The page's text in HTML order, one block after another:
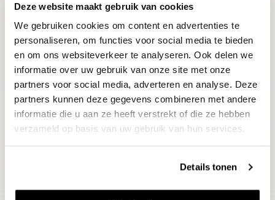
Deze website maakt gebruik van cookies
We gebruiken cookies om content en advertenties te
personaliseren, om functies voor social media te bieden
en om ons websiteverkeer te analyseren. Ook delen we
informatie over uw gebruik van onze site met onze
partners voor social media, adverteren en analyse. Deze
partners kunnen deze gegevens combineren met andere
informatie die u aan ze heeft verstrekt of die ze hebben
verzameld op basis van uw gebruik van hun services.
Details tonen
Blijf op de hoogte
Ontvang het laatste wijnnieuws, proeverijen en
evenementen
E-mailadres
Aanmelden